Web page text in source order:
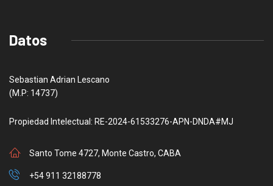
Datos
Sebastian Adrian Lescano
(M.P: 14737)
Propiedad Intelectual: RE-2024-61533276-APN-DNDA#MJ
Santo Tome 4727, Monte Castro, CABA
+54 911 32188778